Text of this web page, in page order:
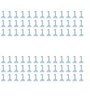
1 1 1 1 1 1 1 1 1 1 1 1 1
1 1 1 1 1 1 1 1 1 1 1 1 1
1 1 1 1 1 1 1 1 1 1 1 1 1
1 1 1 1 1 1 1 1 1 1 1 1 1
1 1 1 1 1 1 1 1 1 1 1 1 1
1 1 1 1 1 1 1 1 1 1 1 1 1